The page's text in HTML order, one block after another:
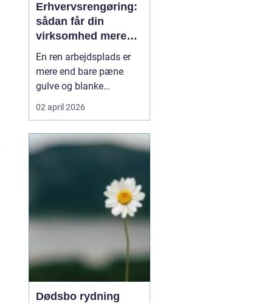
Erhvervsrengøring:
sådan får din
virksomhed mere
tid, trivsel og
tryghed
En ren arbejdsplads er
mere end bare pæne
gulve og blanke
overflader. Rengøringen
påvirker både
kundernes
virksomhedens drift.
Alligevel er rengøring
02 april 2026
Dødsbo rydning